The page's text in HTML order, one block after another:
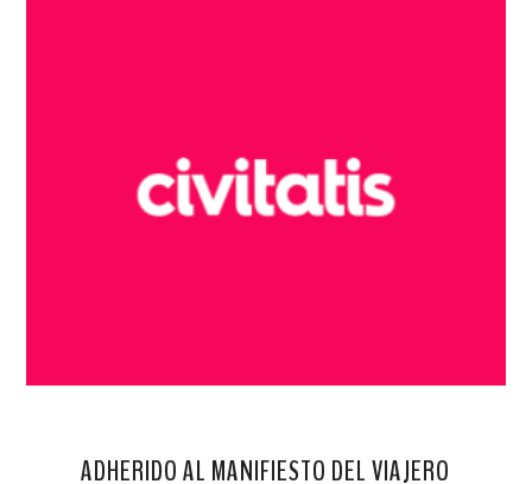
ADHERIDO AL MANIFIESTO DEL VIAJERO